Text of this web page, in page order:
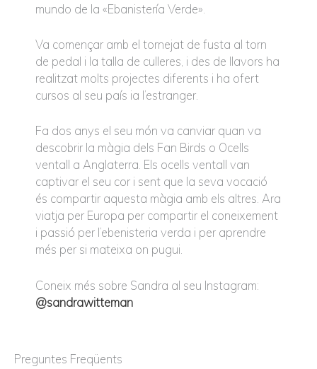
mundo de la «Ebanistería Verde».
Va començar amb el tornejat de fusta al torn
de pedal i la talla de culleres, i des de llavors ha
realitzat molts projectes diferents i ha ofert
cursos al seu país ia l’estranger.
Fa dos anys el seu món va canviar quan va
descobrir la màgia dels Fan Birds o Ocells
ventall a Anglaterra. Els ocells ventall van
captivar el seu cor i sent que la seva vocació
és compartir aquesta màgia amb els altres. Ara
viatja per Europa per compartir el coneixement
i passió per l’ebenisteria verda i per aprendre
més per si mateixa on pugui.
Coneix més sobre Sandra al seu Instagram:
@sandrawitteman
Preguntes Freqüents